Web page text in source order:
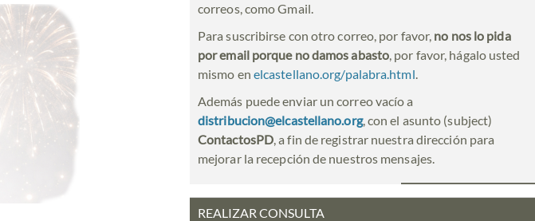
correos, como Gmail.
Para suscribirse con otro correo, por favor, no nos lo pida
por email porque no damos abasto, por favor, hágalo usted
mismo en elcastellano.org/palabra.html.
Además puede enviar un correo vacío a
distribucion@elcastellano.org, con el asunto (subject)
ContactosPD, a fin de registrar nuestra dirección para
mejorar la recepción de nuestros mensajes.
REALIZAR CONSULTA